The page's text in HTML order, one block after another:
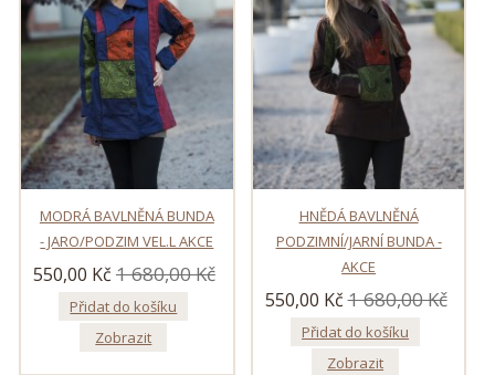
MODRÁ BAVLNĚNÁ BUNDA
- JARO/PODZIM VEL.L AKCE
550,00 Kč 1 680,00 Kč
Přidat do košíku
Zobrazit
HNĚDÁ BAVLNĚNÁ
PODZIMNÍ/JARNÍ BUNDA -
AKCE
550,00 Kč 1 680,00 Kč
Přidat do košíku
Zobrazit